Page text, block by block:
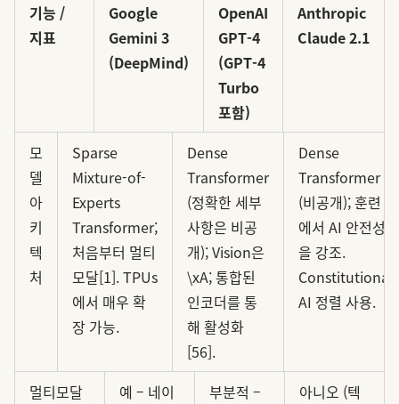
기능 /
지표
Google
Gemini 3
(DeepMind)
OpenAI
GPT‑4
(GPT‑4
Turbo
포함)
Anthropic
Claude 2.1
모
델
아
키
텍
처
Sparse
Mixture-of-
Experts
Transformer;
처음부터 멀티
모달[1]. TPUs
에서 매우 확
장 가능.
Dense
Transformer
(정확한 세부
사항은 비공
개); Vision은
\xA; 통합된
인코더를 통
해 활성화
[56].
Dense
Transformer
(비공개); 훈련
에서 AI 안전성
을 강조.
Constitutional
AI 정렬 사용.
멀티모달
예 – 네이
부분적 –
아니오 (텍